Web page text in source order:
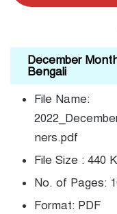
December
Bengali
File Name:
ners.pdf
File Size : 440
No. of Pages:
Format: PDF